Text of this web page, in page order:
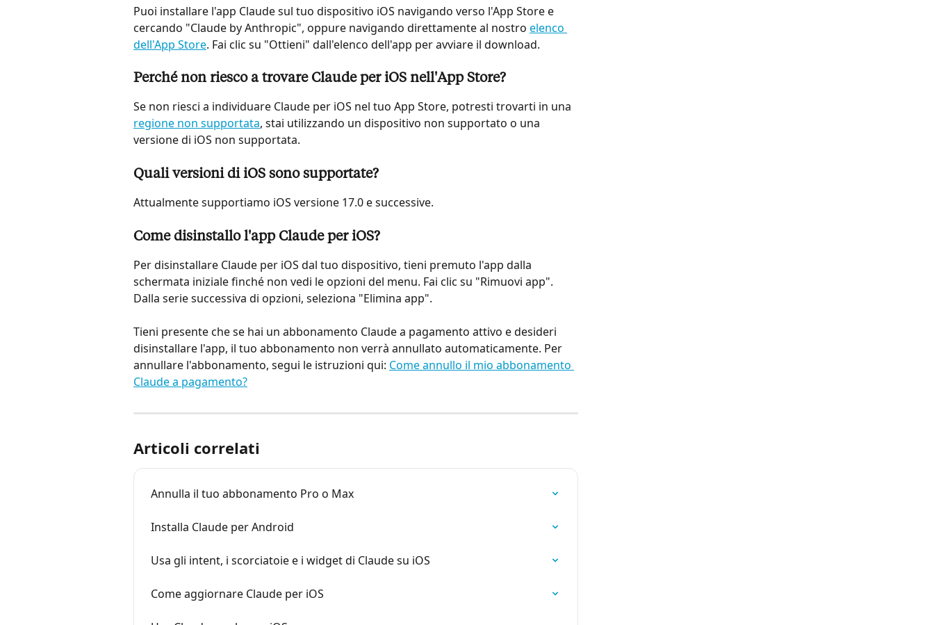
Puoi installare l'app Claude sul tuo dispositivo iOS navigando verso l'App Store e
cercando "Claude by Anthropic", oppure navigando direttamente al nostro elenco
dell'App Store. Fai clic su "Ottieni" dall'elenco dell'app per avviare il download.
Perché non riesco a trovare Claude per iOS nell'App Store?
Se non riesci a individuare Claude per iOS nel tuo App Store, potresti trovarti in una
regione non supportata, stai utilizzando un dispositivo non supportato o una
versione di iOS non supportata.
Quali versioni di iOS sono supportate?
Attualmente supportiamo iOS versione 17.0 e successive.
Come disinstallo l'app Claude per iOS?
Per disinstallare Claude per iOS dal tuo dispositivo, tieni premuto l'app dalla
schermata iniziale finché non vedi le opzioni del menu. Fai clic su "Rimuovi app".
Dalla serie successiva di opzioni, seleziona "Elimina app".
Tieni presente che se hai un abbonamento Claude a pagamento attivo e desideri
disinstallare l'app, il tuo abbonamento non verrà annullato automaticamente. Per
annullare l'abbonamento, segui le istruzioni qui: Come annullo il mio abbonamento
Claude a pagamento?
Articoli correlati
Annulla il tuo abbonamento Pro o Max
Installa Claude per Android
Usa gli intent, i scorciatoie e i widget di Claude su iOS
Come aggiornare Claude per iOS